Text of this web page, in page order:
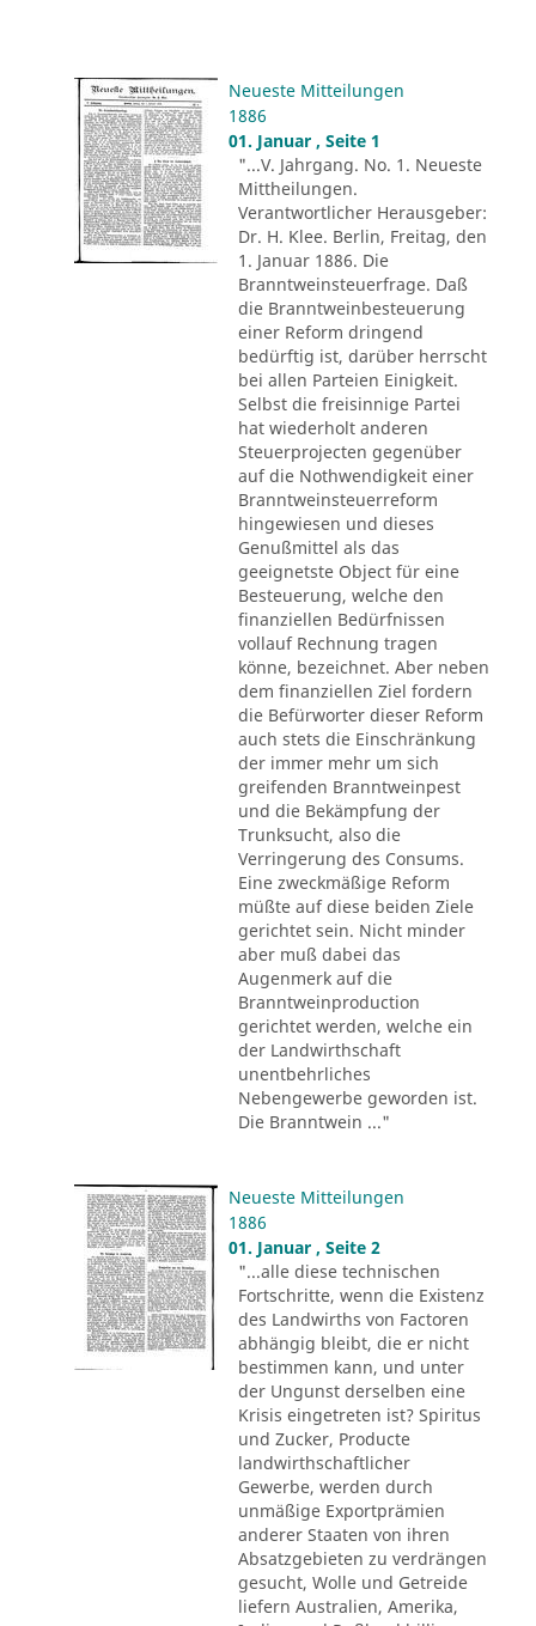
Neueste Mitteilungen
1886
01. Januar , Seite 1
"...V. Jahrgang. No. 1. Neueste
Mittheilungen.
Verantwortlicher Herausgeber:
Dr. H. Klee. Berlin, Freitag, den
1. Januar 1886. Die
Branntweinsteuerfrage. Daß
die Branntweinbesteuerung
einer Reform dringend
bedürftig ist, darüber herrscht
bei allen Parteien Einigkeit.
Selbst die freisinnige Partei
hat wiederholt anderen
Steuerprojecten gegenüber
auf die Nothwendigkeit einer
Branntweinsteuerreform
hingewiesen und dieses
Genußmittel als das
geeignetste Object für eine
Besteuerung, welche den
finanziellen Bedürfnissen
vollauf Rechnung tragen
könne, bezeichnet. Aber neben
dem finanziellen Ziel fordern
die Befürworter dieser Reform
auch stets die Einschränkung
der immer mehr um sich
greifenden Branntweinpest
und die Bekämpfung der
Trunksucht, also die
Verringerung des Consums.
Eine zweckmäßige Reform
müßte auf diese beiden Ziele
gerichtet sein. Nicht minder
aber muß dabei das
Augenmerk auf die
Branntweinproduction
gerichtet werden, welche ein
der Landwirthschaft
unentbehrliches
Nebengewerbe geworden ist.
Die Branntwein ..."
Neueste Mitteilungen
1886
01. Januar , Seite 2
"...alle diese technischen
Fortschritte, wenn die Existenz
des Landwirths von Factoren
abhängig bleibt, die er nicht
bestimmen kann, und unter
der Ungunst derselben eine
Krisis eingetreten ist? Spiritus
und Zucker, Producte
landwirthschaftlicher
Gewerbe, werden durch
unmäßige Exportprämien
anderer Staaten von ihren
Absatzgebieten zu verdrängen
gesucht, Wolle und Getreide
liefern Australien, Amerika,